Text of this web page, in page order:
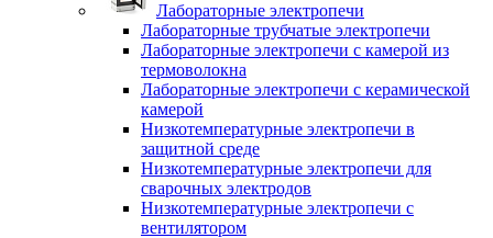
Лабораторные электропечи
Лабораторные трубчатые электропечи
Лабораторные электропечи с камерой из
термоволокна
Лабораторные электропечи с керамической
камерой
Низкотемпературные электропечи в
защитной среде
Низкотемпературные электропечи для
cварочных электродов
Низкотемпературные электропечи с
вентилятором